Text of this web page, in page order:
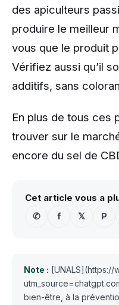
des apiculteurs
produire le meilleur
vous que le produit
Vérifiez aussi qu’il
additifs, sans
En plus de tous ces
trouver sur le
encore du sel de
Cet article vous a
✆
f 𝕏 P
Note : [UNALS](https://
bien-être, à la